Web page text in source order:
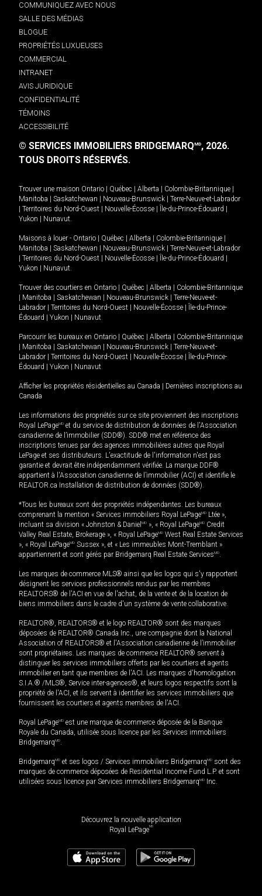
COMMUNIQUEZ AVEC NOUS
SALLE DES MÉDIAS
BLOGUE
PROPRIÉTÉS LUXUEUSES
COMMERCIAL
INTRANET
AVIS JURIDIQUE
CONFIDENTIALITÉ
TÉMOINS
ACCESSIBILITÉ
© SERVICES IMMOBILIERS BRIDGEMARQMD, 2026.
TOUS DROITS RÉSERVÉS.
Trouver une maison Ontario Québec Alberta Colombie-Britannique
Manitoba
Saskatchewan Nouveau-Brunswick
Terre-Neuve-et-Labrador
Territoires du Nord-Ouest Nouvelle-Écosse Île-du-Prince-Édouard
Yukon
Nunavut.
Maisons à louer - Ontario Québec Alberta Colombie-Britannique
Manitoba
Saskatchewan Nouveau-Brunswick
Terre-Neuve-et-Labrador
Territoires du Nord-Ouest Nouvelle-Écosse Île-du-Prince-Édouard
Yukon
Nunavut.
Trouver des courtiers en Ontario Québec Alberta
Colombie-Britannique
Manitoba Saskatchewan Nouveau-Brunswick
Terre-Neuve-et-
Labrador
Territoires du Nord-Ouest Nouvelle-Écosse
Île-du-Prince-
Édouard
Yukon Nunavut
Parcourir les bureaux en Ontario Québec Alberta
Colombie-Britannique
Manitoba Saskatchewan Nouveau-Brunswick
Terre-Neuve-et-
Labrador
Territoires du Nord-Ouest Nouvelle-Écosse
Île-du-Prince-
Édouard
Yukon Nunavut
Afficher les propriétés résidentielles au Canada
Dernières inscriptions au
Canada
Les informations des propriétés sur ce site proviennent des inscriptions
Royal LePageMD et du service de distribution de données de l'Association
canadienne de l’immobilier (SDD®). SDD® met en référence des
inscriptions tenues par des agences immobilières autres que Royal
LePage et ses distributeurs. L'exactitude de l'information n'est pas
garantie et devrait être indépendamment vérifiée. La marque DDF®
appartient à l'Association canadienne de l’immobilier (ACI) et identifie le
REALTOR.ca Installation de distribution de données (SDD®).
*Tous les bureaux sont des propriétés indépendantes. Les bureaux
comprenant la mention « Services immobiliers Royal LePageMD Ltée »,
incluant sa division « Johnston & Daniel MD », « Royal LePageMD Credit
Valley Real Estate, Brokerage », « Royal LePageMD West Real Estate Services
», « Royal LePageMD Sussex », et « Les immeubles Mont-Tremblant »
appartiennent et sont gérés par Bridgemarq Real Estate ServicesMD.
Les marques de commerce MLS® ainsi que les logos qui s'y rapportent
désignent les services professionnels rendus par les membres
REALTORS® de l'ACI en vue de l'achat, de la vente et de la location de
biens immobiliers dans le cadre d'un système de vente collaborative.
REALTOR®, REALTORS® et le logo REALTOR® sont des marques
déposées de REALTOR® Canada Inc., une compagnie dont la National
Association of REALTORS® et l'Association canadienne de l’immobilier
sont propriétaires. Les marques de commerce REALTOR® servent à
distinguer les services immobiliers offerts par les courtiers et agents
immobilier en tant que membres de l'ACI. Les marques d'homologation
S.I.A.® /MLS®, Service inter-agences®, et leurs logos respectifs sont la
propriété de l'ACI, et ils servent à identifier les services immobiliers que
fournissent les courtiers et agents membres de l'ACI.
Royal LePageMD est une marque de commerce déposée de la Banque
Royale du Canada, utilisée sous licence par les Services immobiliers
BridgemarqMD.
BridgemarqMD et ses logos / Services immobiliers BridgemarqMD sont des
marques de commerce déposées de Residential Income Fund L.P. et sont
utilisées sous licence par Services immobiliers BridgemarqMD Inc.
Découvrez la nouvelle application
Royal LePageMD